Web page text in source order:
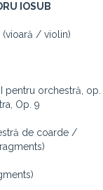
IOSUB
(vioară / violin)
pentru orchestră, op.
Op. 9
de coarde /